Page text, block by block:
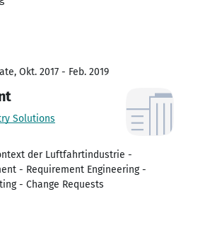
Okt. 2017 - Feb. 2019
Solutions
der Luftfahrtindustrie -
- Requirement Engineering -
- Change Requests